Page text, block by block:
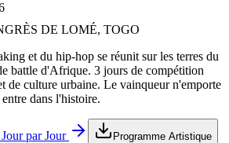
DE LOMÉ, TOGO
et du hip-hop se réunit sur les terres du
battle d'Afrique. 3 jours de compétition
de culture urbaine. Le vainqueur n'emporte
dans l'histoire.
par Jour Programme Artistique